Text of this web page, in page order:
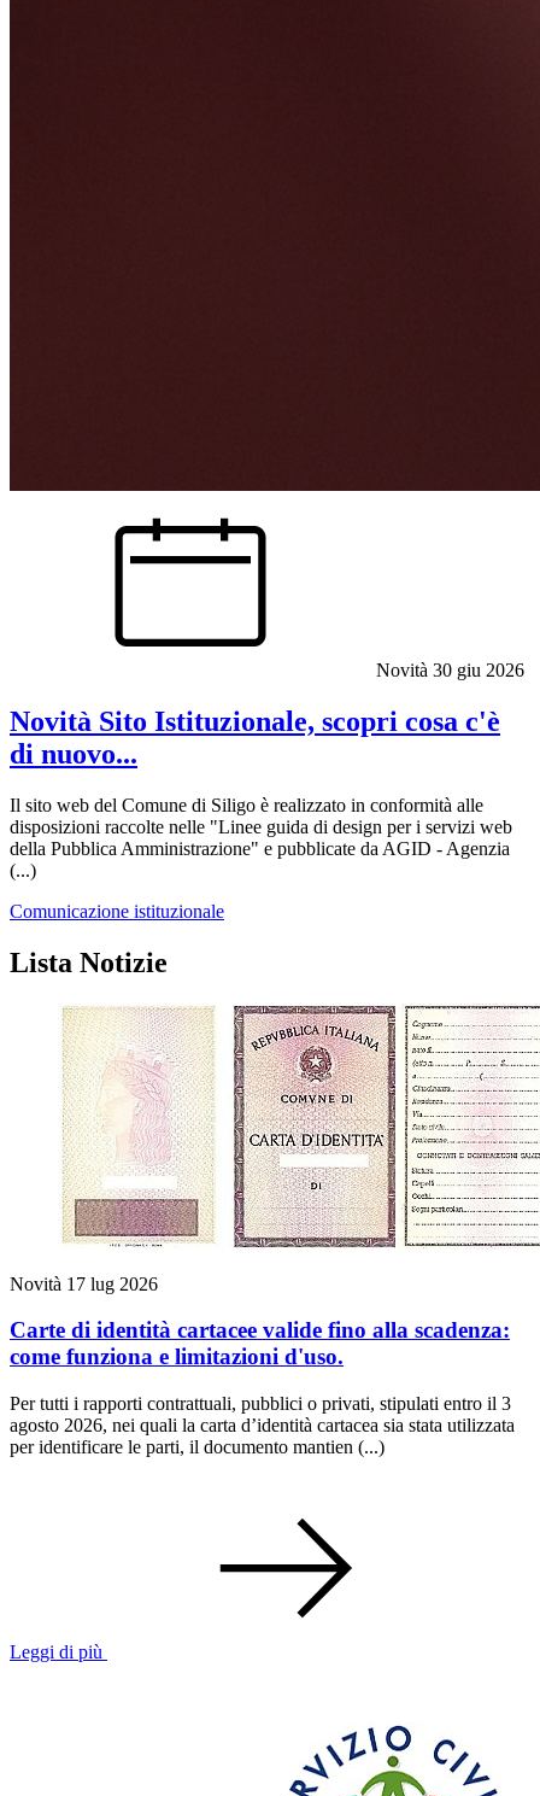
Novità 30 giu 2026
Novità Sito Istituzionale, scopri cosa c'è
di nuovo...
Il sito web del Comune di Siligo è realizzato in conformità alle
disposizioni raccolte nelle "Linee guida di design per i servizi web
della Pubblica Amministrazione" e pubblicate da AGID - Agenzia
(...)
Comunicazione istituzionale
Lista Notizie
Novità 17 lug 2026
Carte di identità cartacee valide fino alla scadenza:
come funziona e limitazioni d'uso.
Per tutti i rapporti contrattuali, pubblici o privati, stipulati entro il 3
agosto 2026, nei quali la carta d’identità cartacea sia stata utilizzata
per identificare le parti, il documento mantien (...)
Leggi di più